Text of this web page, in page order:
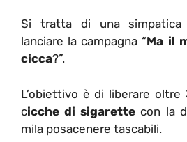
Si tratta di una simpatica
lanciare la campagna “Ma il
cicca?”.
L’obiettivo è di liberare oltre
cicche di sigarette con la
mila posacenere tascabili.